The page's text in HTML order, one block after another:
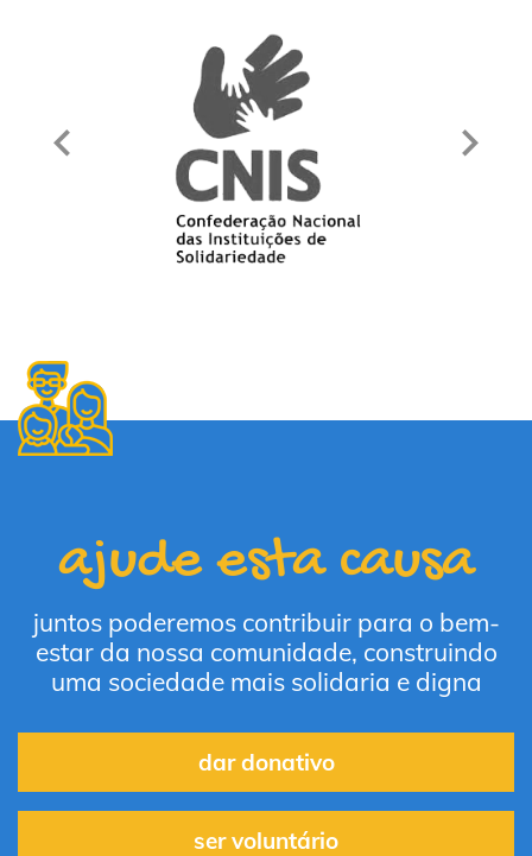
ajude esta causa
juntos poderemos contribuir para o bem-
estar da nossa comunidade, construindo
uma sociedade mais solidaria e digna
dar donativo
ser voluntário